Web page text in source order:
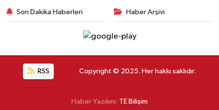
Son Dakika Haberleri Haber Arşivi
RSS Copyright © 2025. Her hakkı saklıdır.
Haber Yazılımı: TE Bilişim